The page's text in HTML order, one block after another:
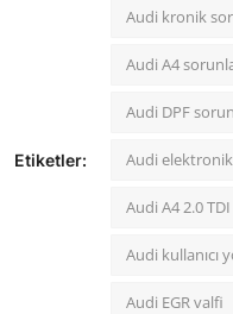
Etiketler:
Audi kronik
Audi A4
Audi DPF
Audi
Audi A4 2.0
Audi kullanıcı
Audi EGR valfi